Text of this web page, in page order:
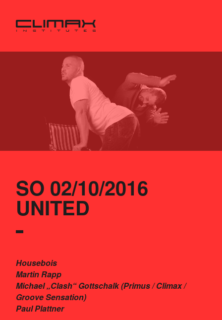
SO 02/10/2016
UNITED
Housebois
Martin Rapp
Michael „Clash“ Gottschalk (Primus / Climax /
Groove Sensation)
Paul Plattner